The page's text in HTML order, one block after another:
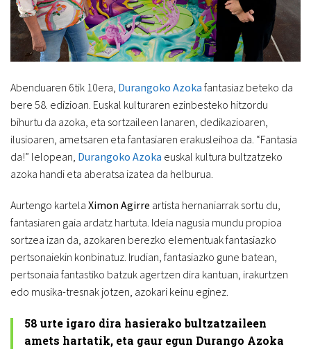
Abenduaren 6tik 10era, Durangoko Azoka fantasiaz beteko da
bere 58. edizioan. Euskal kulturaren ezinbesteko hitzordu
bihurtu da azoka, eta sortzaileen lanaren, dedikazioaren,
ilusioaren, ametsaren eta fantasiaren erakusleihoa da. “Fantasia
da!” lelopean, Durangoko Azoka euskal kultura bultzatzeko
azoka handi eta aberatsa izatea da helburua.
Aurtengo kartela Ximon Agirre artista hernaniarrak sortu du,
fantasiaren gaia ardatz hartuta. Ideia nagusia mundu propioa
sortzea izan da, azokaren berezko elementuak fantasiazko
pertsonaiekin konbinatuz. Irudian, fantasiazko gune batean,
pertsonaia fantastiko batzuk agertzen dira kantuan, irakurtzen
edo musika-tresnak jotzen, azokari keinu eginez.
58 urte igaro dira hasierako bultzatzaileen
amets hartatik, eta gaur egun Durango Azoka